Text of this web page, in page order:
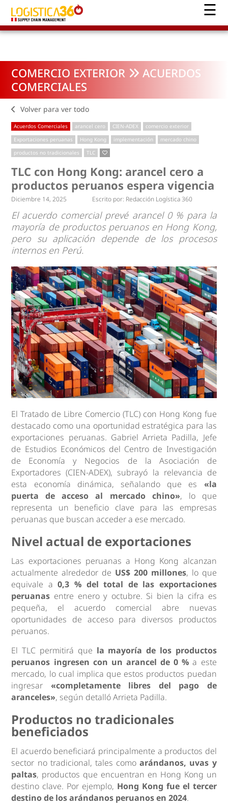
COMERCIO EXTERIOR
ACUERDOS
COMERCIALES
Volver para ver todo
Acuerdos Comerciales arancel cero CIEN-ADEX
comercio exterior
Exportaciones peruanas
Hong Kong implementación
mercado chino
productos no tradicionales
TLC
TLC con Hong Kong: arancel cero a
productos peruanos espera vigencia
Diciembre 14, 2025 Escrito por: Redacción Logística 360
El acuerdo comercial prevé arancel 0 % para la
mayoría de productos peruanos en Hong Kong,
pero su aplicación depende de los procesos
internos en Perú.
El Tratado de Libre Comercio (TLC) con Hong Kong fue
destacado como una oportunidad estratégica para las
exportaciones peruanas. Gabriel Arrieta Padilla, Jefe
de Estudios Económicos del Centro de Investigación
de Economía y Negocios de la Asociación de
Exportadores (CIEN-ADEX), subrayó la relevancia de
esta economía dinámica, señalando que es «la
puerta de acceso al mercado chino», lo que
representa un beneficio clave para las empresas
peruanas que buscan acceder a ese mercado.
Nivel actual de exportaciones
Las exportaciones peruanas a Hong Kong alcanzan
actualmente alrededor de US$ 200 millones, lo que
equivale a0,3 % del total de las exportaciones
peruanas entre enero y octubre. Si bien la cifra es
pequeña, el acuerdo comercial abre nuevas
oportunidades de acceso para diversos productos
peruanos.
El TLC permitirá que la mayoría de los productos
peruanos ingresen con un arancel de 0 % a este
mercado, lo cual implica que estos productos puedan
ingresar «completamente libres del pago de
aranceles», según detalló Arrieta Padilla.
Productos no tradicionales
beneficiados
El acuerdo beneficiará principalmente a productos del
sector no tradicional, tales comoarándanos, uvas y
paltas, productos que encuentran en Hong Kong un
destino clave. Por ejemplo, Hong Kong fue el tercer
destino de los arándanos peruanos en 2024.